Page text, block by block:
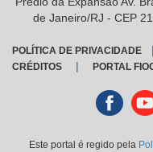
de Janeiro/RJ - CEP
POLÍTICA DE PRIVACIDADE |
CRÉDITOS | PORTAL
Facebook
Este portal é regido pela